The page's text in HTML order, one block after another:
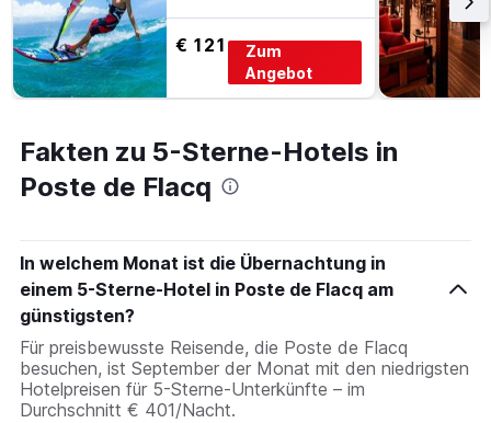
€ 121
Zum
Angebot
Fakten zu 5-Sterne-Hotels in
Poste de Flacq
In welchem Monat ist die Übernachtung in
einem 5-Sterne-Hotel in Poste de Flacq am
günstigsten?
Für preisbewusste Reisende, die Poste de Flacq
besuchen, ist September der Monat mit den niedrigsten
Hotelpreisen für 5-Sterne-Unterkünfte – im
Durchschnitt € 401/Nacht.